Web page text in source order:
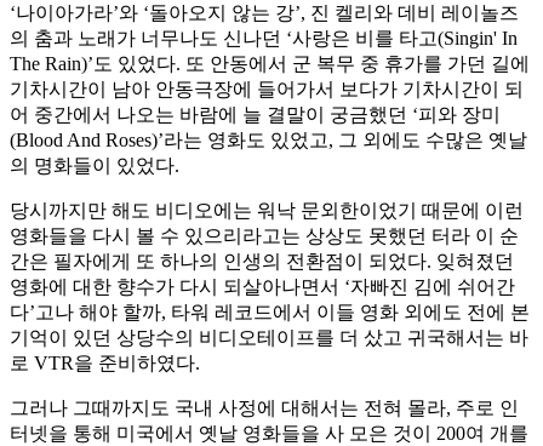
‘나이아가라’와 ‘돌아오지 않는 강’, 진 켈리와 데비 레이놀즈
의 춤과 노래가 너무나도 신나던 ‘사랑은 비를 타고(Singin' In
The Rain)’도 있었다. 또 안동에서 군 복무 중 휴가를 가던 길에
기차시간이 남아 안동극장에 들어가서 보다가 기차시간이 되
어 중간에서 나오는 바람에 늘 결말이 궁금했던 ‘피와 장미
(Blood And Roses)’라는 영화도 있었고, 그 외에도 수많은 옛날
의 명화들이 있었다.
당시까지만 해도 비디오에는 워낙 문외한이었기 때문에 이런
영화들을 다시 볼 수 있으리라고는 상상도 못했던 터라 이 순
간은 필자에게 또 하나의 인생의 전환점이 되었다. 잊혀졌던
영화에 대한 향수가 다시 되살아나면서 ‘자빠진 김에 쉬어간
다’고나 해야 할까, 타워 레코드에서 이들 영화 외에도 전에 본
기억이 있던 상당수의 비디오테이프를 더 샀고 귀국해서는 바
로 VTR을 준비하였다.
그러나 그때까지도 국내 사정에 대해서는 전혀 몰라, 주로 인
터넷을 통해 미국에서 옛날 영화들을 사 모은 것이 200여 개를